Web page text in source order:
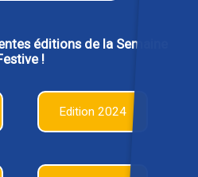
éditions de la Semaine
!
Edition 2024